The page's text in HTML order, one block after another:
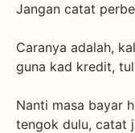
Jangan catat
Caranya adalah,
guna kad kredit,
Nanti masa bayar
tengok dulu, catat